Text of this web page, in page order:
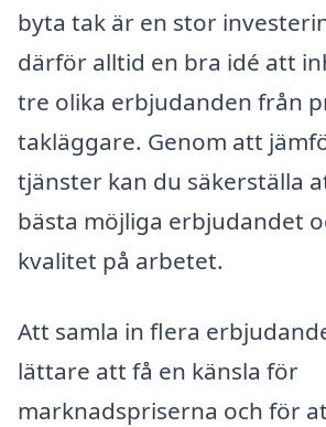
byta tak är en stor
därför alltid en bra idé att
tre olika erbjudanden från
takläggare. Genom att
tjänster kan du säkerställa
bästa möjliga erbjudandet
kvalitet på arbetet.
Att samla in flera
lättare att få en känsla för
marknadspriserna och för